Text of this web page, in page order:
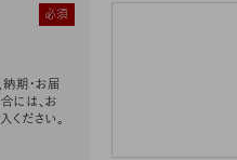
必須
期・お届
には、お
ださい。